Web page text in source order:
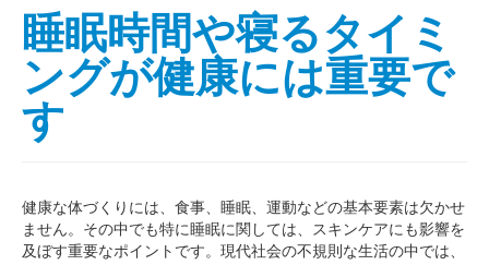
睡眠時間や寝るタイミ
ングが健康には重要で
す
健康な体づくりには、食事、睡眠、運動などの基本要素は欠かせ
ません。その中でも特に睡眠に関しては、スキンケアにも影響を
及ぼす重要なポイントです。現代社会の不規則な生活の中では、